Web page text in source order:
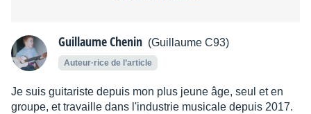
Guillaume Chenin (Guillaume C93)
Auteur·rice de l’article
Je suis guitariste depuis mon plus jeune âge, seul et en
groupe, et travaille dans l'industrie musicale depuis 2017.